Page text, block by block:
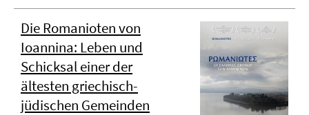
Die Romanioten von
Ioannina: Leben und
Schicksal einer der
ältesten griechisch-
jüdischen Gemeinden